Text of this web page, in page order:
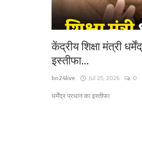
केंद्रीय शिक्षा मंत्री
इस्तीफा...
bn24live Jul 25, 2026 0
धर्मेंद्र प्रधान का इस्तीफा